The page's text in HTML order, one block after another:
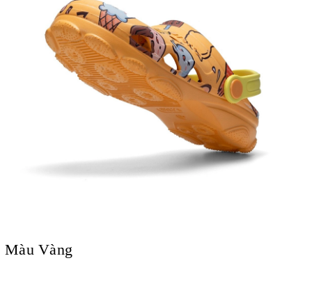
Màu Vàng